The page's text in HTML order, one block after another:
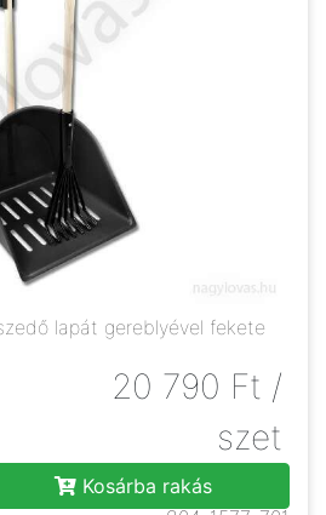
lapát gereblyével fekete
20 790 Ft /
szet
Kosárba rakás